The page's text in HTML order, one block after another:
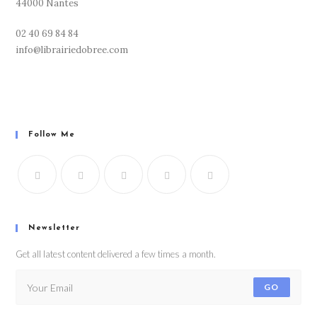
44000 Nantes
02 40 69 84 84
info@librairiedobree.com
Follow Me
Newsletter
Get all latest content delivered a few times a month.
GO